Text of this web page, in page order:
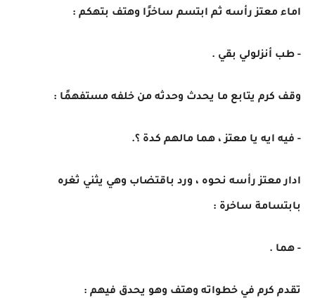
اماء معتز رأسه ثم ابتسم ساخرًا وهتف بتهكم :
- طب أنزلولي بقي .
وقف كرم يتابع ما يحدث وحدثه من خلفه مستفهمًا :
- فيه ايه يا معتز ، هما مالهم كدة ؟.
ادار معتز رأسه نحوه ، ورد باقتضاب وهي يثني ثغره
بابتسامة ساخرة :
- هما .
تقدم كرم في خطواته وهتف وهو يحدق فيهم :